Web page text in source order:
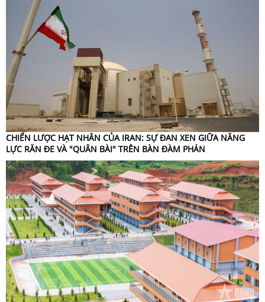
CHIẾN LƯỢC HẠT NHÂN CỦA IRAN: SỰ ĐAN XEN GIỮA NĂNG
LỰC RĂN ĐE VÀ "QUÂN BÀI" TRÊN BÀN ĐÀM PHÁN